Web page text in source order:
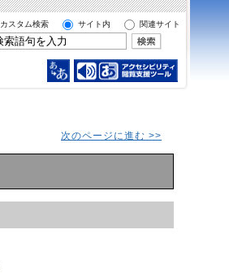
カスタム検索 サイト内 関連サイト
次のページに進む >>